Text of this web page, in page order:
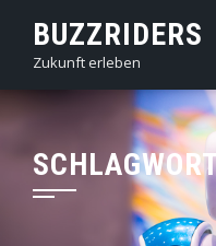
content
BUZZRIDERS
Zukunft erleben